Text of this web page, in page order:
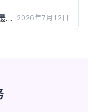
容
2026年7月12日